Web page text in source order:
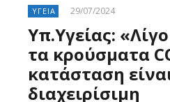
ΥΓΕΙΑ 29/07/2024
Υπ.Υγείας:
τα κρούσματα
κατάσταση
διαχειρίσιμη